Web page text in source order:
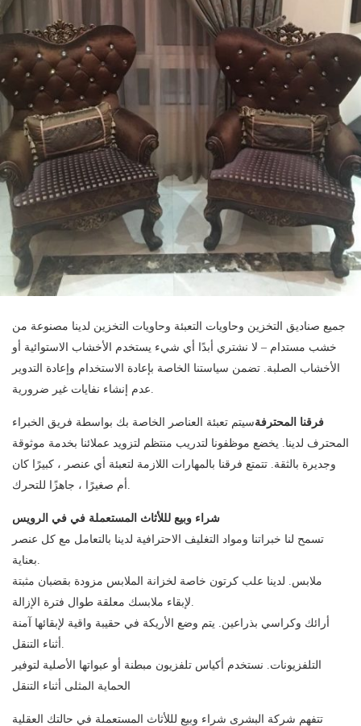
جميع صناديق التخزين وحاويات التعبئة وحاويات التخزين لدينا مصنوعة من
خشب مستدام – لا نشتري أبدًا أي شيء يستخدم الأخشاب الاستوائية أو
الأخشاب الصلبة. تضمن سياستنا الخاصة بإعادة الاستخدام وإعادة التدوير
فرقنا المحترفةسيتم تعبئة العناصر الخاصة بك بواسطة فريق الخبراء
المحترف لدينا. يخضع موظفونا لتدريب منتظم لتزويد عملائنا بخدمة موثوقة
وجديرة بالثقة. تتمتع فرقنا بالمهارات اللازمة لتعبئة أي عنصر ، كبيرًا كان
شراء وبيع لللأثاث المستعملة في في الرويس
تسمح لنا خبراتنا ومواد التغليف الاحترافية لدينا بالتعامل مع كل عنصر
ملابس. لدينا علب كرتون خاصة لخزانة الملابس مزودة بقضبان مثبتة
أرائك وكراسي بذراعين. يتم وضع الأريكة في حقيبة واقية لإبقائها آمنة
التلفزيونات. نستخدم أكياس تلفزيون مبطنة أو عبواتها الأصلية لتوفير
الحماية المثلى أثناء التنقل
تتفهم شركة البشرى شراء وبيع لللأثاث المستعملة في حالتك العقلية